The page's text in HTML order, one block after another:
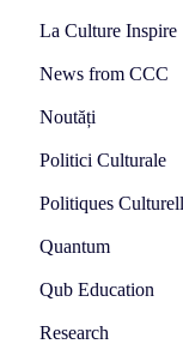
La Culture Inspire
News from CCC
Noutăți
Politici Culturale
Politiques
Quantum
Qub Education
Research